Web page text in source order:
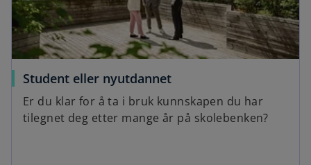
Student eller nyutdannet
Er du klar for å ta i bruk kunnskapen du har
tilegnet deg etter mange år på skolebenken?